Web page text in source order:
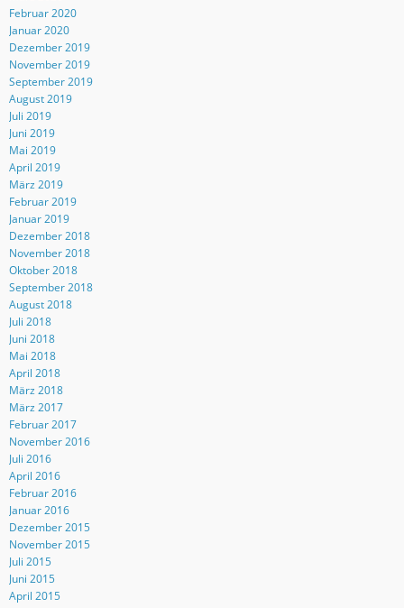
Februar 2020
Januar 2020
Dezember 2019
November 2019
September 2019
August 2019
Juli 2019
Juni 2019
Mai 2019
April 2019
März 2019
Februar 2019
Januar 2019
Dezember 2018
November 2018
Oktober 2018
September 2018
August 2018
Juli 2018
Juni 2018
Mai 2018
April 2018
März 2018
März 2017
Februar 2017
November 2016
Juli 2016
April 2016
Februar 2016
Januar 2016
Dezember 2015
November 2015
Juli 2015
Juni 2015
April 2015